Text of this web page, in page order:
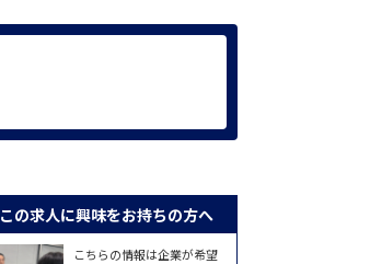
この求人に興味をお持ちの方へ
こちらの情報は企業が希望